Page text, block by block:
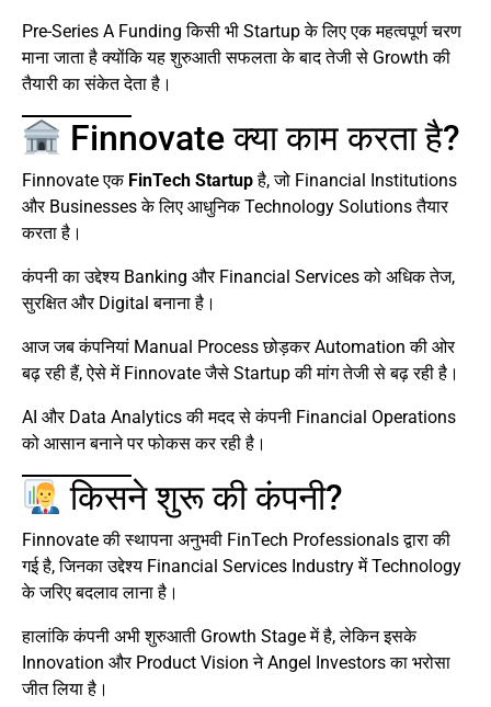
Pre-Series A Funding किसी भी Startup के लिए एक महत्वपूर्ण चरण
माना जाता है क्योंकि यह शुरुआती सफलता के बाद तेजी से Growth की
तैयारी का संकेत देता है।
Finnovate क्या काम करता है?
Finnovate एक FinTech Startupहै, जो Financial Institutions
और Businesses के लिए आधुनिक Technology Solutions तैयार
करता है।
कंपनी का उद्देश्य Banking और Financial Services को अधिक तेज,
सुरक्षित और Digital बनाना है।
आज जब कंपनियां Manual Process छोड़कर Automation की ओर
बढ़ रही हैं, ऐसे में Finnovate जैसे Startup की मांग तेजी से बढ़ रही है।
AI और Data Analytics की मदद से कंपनी Financial Operations
को आसान बनाने पर फोकस कर रही है।
किसने शुरू की कंपनी?
Finnovate की स्थापना अनुभवी FinTech Professionals द्वारा की
गई है, जिनका उद्देश्य Financial Services Industry में Technology
के जरिए बदलाव लाना है।
हालांकि कंपनी अभी शुरुआती Growth Stage में है, लेकिन इसके
Innovation और Product Vision ने Angel Investors का भरोसा
जीत लिया है।